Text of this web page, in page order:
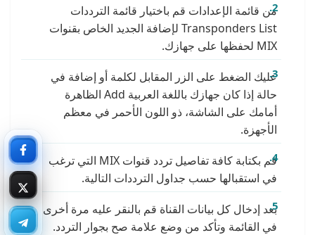
من قائمة الإعدادات قم باختيار قائمة الترددات
Transponders List لإضافة الجديد الخاص بقنوات
MIX لحفظها على جهازك.
عليك الضغط على الزر المقابل لكلمة أو إضافة في
حالة إذا كان جهازك باللغة العربية Add الظاهرة
أمامك على الشاشة، ذو اللون الأحمر في معظم
الأجهزة.
قم بكتابة كافة تفاصيل تردد قنوات MIX التي ترغب
في استقبالها حسب جداول الترددات التالية.
بعد إدخال كل بيانات القناة قم بالنقر عليه مرة أخرى
في القائمة وتأكد من وضع علامة صح بجوار التردد.